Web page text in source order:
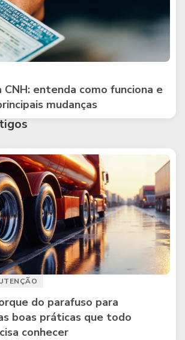
CNH: entenda como funciona e
mudanças
do parafuso para
boas práticas que todo
conhecer